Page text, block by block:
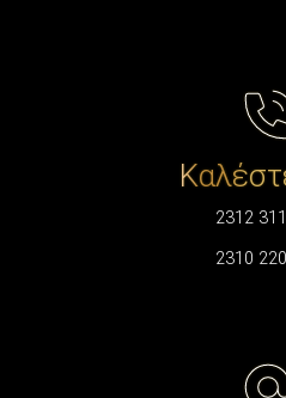
2312
2310